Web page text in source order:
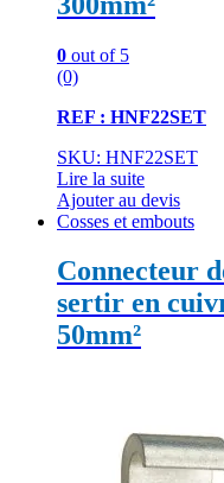
0 out of 5
(0)
REF : HNF22SET
SKU: HNF22SET
Lire la suite
Ajouter au devis
Cosses et embouts
Connecteur
sertir en
50mm²